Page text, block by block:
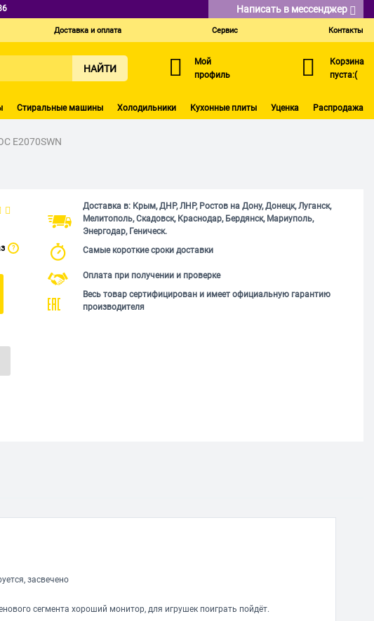
Написать в мессенджер
Доставка и оплата Сервис Контакты
НАЙТИ
Мой
профиль
Корзина
пуста:(
Стиральные машины Холодильники Кухонные плиты Уценка Распродажа
E2070SWN
?
Доставка в: Крым, ДНР, ЛНР, Ростов на Дону, Донецк, Луганск,
Мелитополь, Скадовск, Краснодар, Бердянск, Мариуполь,
Энергодар, Геническ.
Самые короткие сроки доставки
Оплата при получении и проверке
Весь товар сертифицирован и имеет официальную гарантию
производителя
засвечено
сегмента хороший монитор, для игрушек поиграть пойдёт.